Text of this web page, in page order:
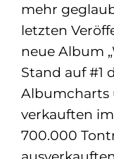
mehr
letzten
neue Album
Stand auf #1
Albumcharts
verkauften
700.000